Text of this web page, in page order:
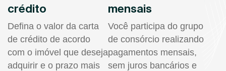
crédito
Defina o valor da carta
de crédito de acordo
com o imóvel que deseja
adquirir e o prazo mais
mensais
Você participa do grupo
de consórcio realizando
pagamentos mensais,
sem juros bancários e